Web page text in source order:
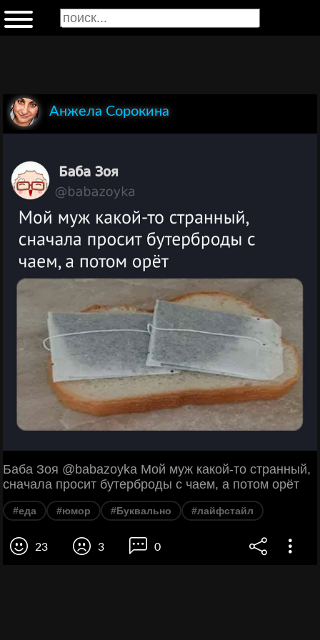
Анжела Сорокина
Баба Зоя @babazoyka Мой муж какой-то странный,
сначала просит бутерброды с чаем, а потом орёт
#еда #юмор #Буквально #лайфстайл
23 3 0